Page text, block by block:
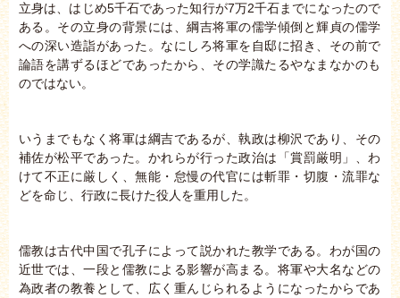
立身は、はじめ5千石であった知行が7万2千石までになったので
ある。その立身の背景には、綱吉将軍の儒学傾倒と輝貞の儒学
への深い造詣があった。なにしろ将軍を自邸に招き、その前で
論語を講ずるほどであったから、その学識たるやなまなかのも
のではない。
いうまでもなく将軍は綱吉であるが、執政は柳沢であり、その
補佐が松平であった。かれらが行った政治は「賞罰厳明」、わ
けて不正に厳しく、無能・怠慢の代官には斬罪・切腹・流罪な
どを命じ、行政に長けた役人を重用した。
儒教は古代中国で孔子によって説かれた教学である。わが国の
近世では、一段と儒教による影響が高まる。将軍や大名などの
為政者の教養として、広く重んじられるようになったからであ